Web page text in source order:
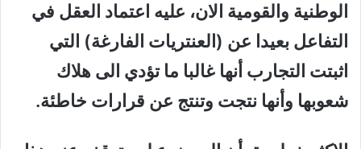
الوطنية والقومية الان، عليه اعتماد العقل في
التفاعل بعيدا عن (العنتريات الفارغة) التي
اثبتت التجارب أنها غالبا ما تؤدي الى هلاك
شعوبها وأنها نتجت وتنتج عن قرارات خاطئة.